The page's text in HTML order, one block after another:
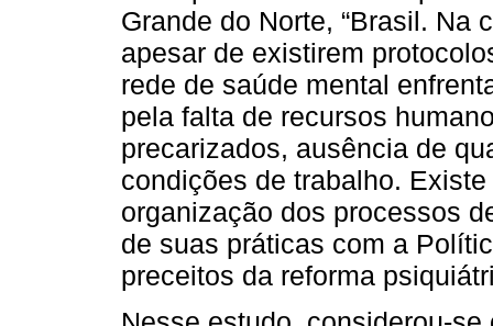
Grande do Norte, “Brasil. Na
apesar de existirem
rede de saúde mental
pela falta de recursos
precarizados, ausência de
condições de trabalho.
organização dos processos
de suas práticas com a
preceitos da reforma